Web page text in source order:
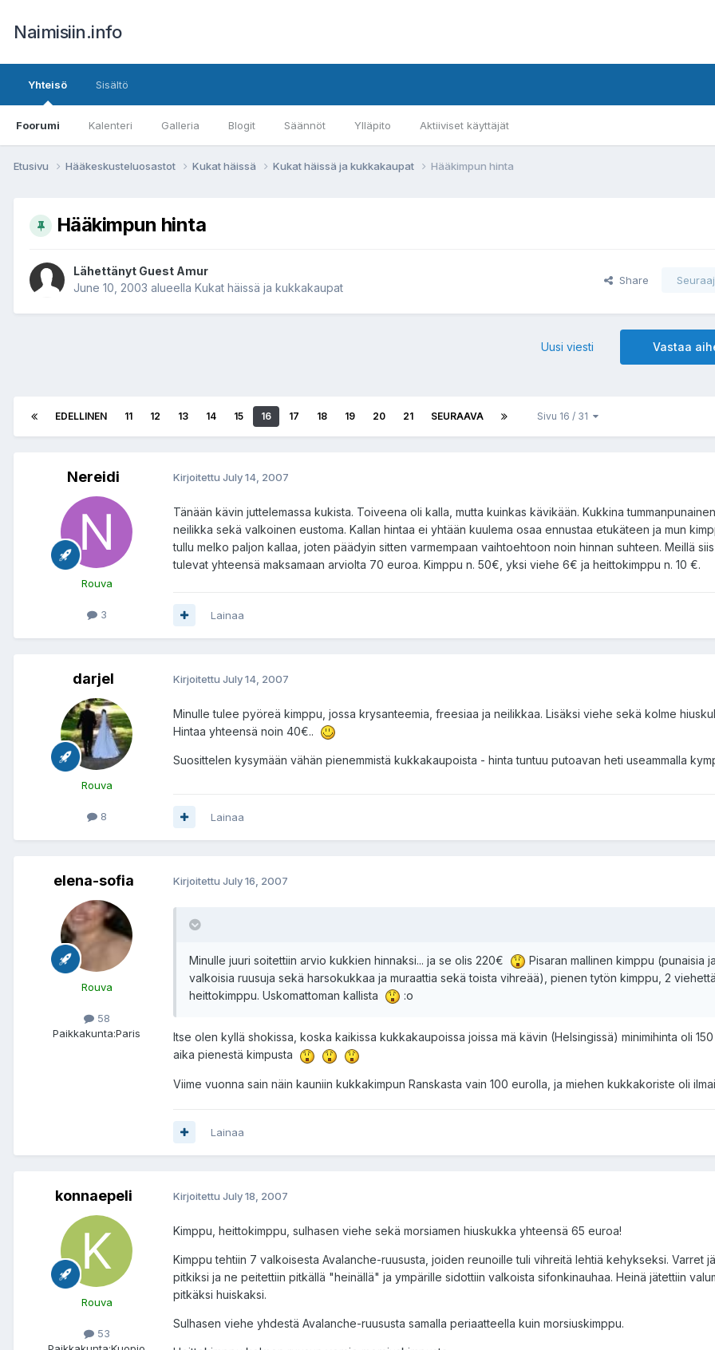
Naimisiin.info
Yhteisö
Foorumi Kalenteri Galleria Blogit Säännöt Ylläpito Aktiiviset käyttäjät
Sisältö
Etusivu Hääkeskusteluosastot Kukat häissä Kukat häissä ja kukkakaupat Hääkimpun hinta
Hääkimpun hinta
Lähettänyt Guest Amur
June 10, 2003 alueella Kukat häissä ja kukkakaupat
Share
Vastaa
Uusi viesti
EDELLINEN 11 12 13 14 15 16 17 18 19 20 21 SEURAAVA Sivu 16 / 31
Nereidi
Rouva
3
Kirjoitettu July 14, 2007
Tänään kävin juttelemassa kukista. Toiveena oli kalla, mutta kuinkas kävikään. Kukkina
neilikka sekä valkoinen eustoma. Kallan hintaa ei yhtään kuulema osaa ennustaa etukäteen ja mun
tullu melko paljon kallaa, joten päädyin sitten varmempaan vaihtoehtoon noin hinnan suhteen. Meillä
tulevat yhteensä maksamaan arviolta 70 euroa. Kimppu n. 50€, yksi viehe 6€ ja heittokimppu n. 10 €.
Lainaa
darjel
Rouva
8
Kirjoitettu July 14, 2007
Minulle tulee pyöreä kimppu, jossa krysanteemia, freesiaa ja neilikkaa. Lisäksi viehe sekä kolme
Hintaa yhteensä noin 40€..
Suosittelen kysymään vähän pienemmistä kukkakaupoista - hinta tuntuu putoavan heti useammalla
Lainaa
elena-sofia
Rouva
58
Paikkakunta:Paris
Kirjoitettu July 16, 2007
Minulle juuri soitettiin arvio kukkien hinnaksi... ja se olis 220€
Pisaran mallinen kimppu (punaisia ja
valkoisia ruusuja sekä harsokukkaa ja muraattia sekä toista vihreää), pienen tytön kimppu, 2
heittokimppu. Uskomattoman kallista
:o
Itse olen kyllä shokissa, koska kaikissa kukkakaupoissa joissa mä kävin (Helsingissä) minimihinta oli
aika pienestä kimpusta
Viime vuonna sain näin kauniin kukkakimpun Ranskasta vain 100 eurolla, ja miehen kukkakoriste oli
Lainaa
konnaepeli
Rouva
53
Kirjoitettu July 18, 2007
Kimppu, heittokimppu, sulhasen viehe sekä morsiamen hiuskukka yhteensä 65 euroa!
Kimppu tehtiin 7 valkoisesta Avalanche-ruususta, joiden reunoille tuli vihreitä lehtiä kehykseksi. Varret
pitkiksi ja ne peitettiin pitkällä "heinällä" ja ympärille sidottiin valkoista sifonkinauhaa. Heinä jätettiin
pitkäksi huiskaksi.
Sulhasen viehe yhdestä Avalanche-ruususta samalla periaatteella kuin morsiuskimppu.